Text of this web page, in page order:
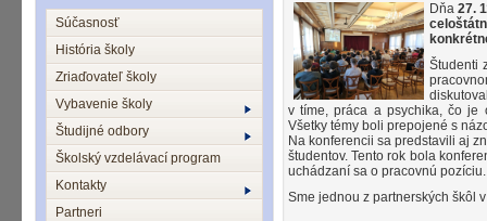
Súčasnosť
História školy
Zriaďovateľ školy
Vybavenie školy
Študijné odbory
Školský vzdelávací program
Kontakty
Partneri
Dňa 27.
Študenti
v tíme, práca a psychika, čo je
Všetky témy boli prepojené s
Na konferencii sa predstavili aj
študentov. Tento rok bola
uchádzaní sa o pracovnú pozíciu.
Sme jednou z partnerských škôl